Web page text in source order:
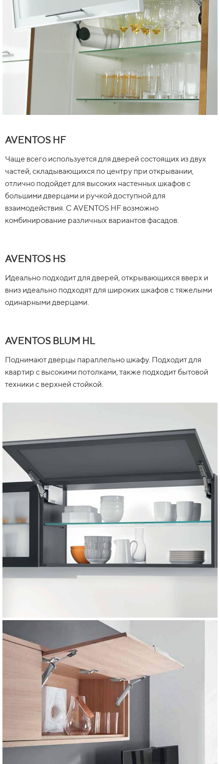
AVENTOS HF
Чаще всего используется для дверей состоящих из двух
частей, складывающихся по центру при открывании,
отлично подойдет для высоких настенных шкафов с
большими дверцами и ручкой доступной для
взаимодействия. С AVENTOS HF возможно
комбинирование различных вариантов фасадов.
AVENTOS HS
Идеально подходит для дверей, открывающихся вверх и
вниз идеально подходят для широких шкафов с тяжелыми
одинарными дверцами.
AVENTOS BLUM HL
Поднимают дверцы параллельно шкафу. Подходит для
квартир с высокими потолками, также подходит бытовой
техники с верхней стойкой.